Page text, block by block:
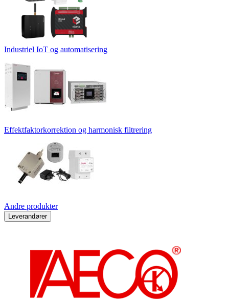
Industriel IoT og automatisering
Effektfaktorkorrektion og harmonisk filtrering
Andre produkter
Leverandører